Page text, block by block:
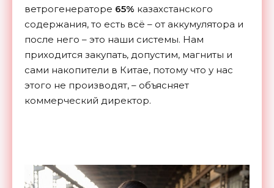
ветрогенераторе 65% казахстанского
содержания, то есть всё – от аккумулятора и
после него – это наши системы. Нам
приходится закупать, допустим, магниты и
сами накопители в Китае, потому что у нас
этого не производят, – объясняет
коммерческий директор.